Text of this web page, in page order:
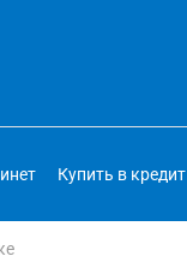
Купить в кредит